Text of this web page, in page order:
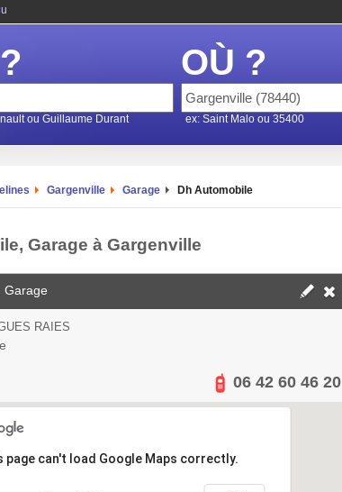
ou Guillaume Durant
OÙ ?
ex: Saint Malo ou 35400
Gargenville Garage Dh Automobile
Garage à Gargenville
Garage
RAIES
06 42 60 46 20
page can't load Google Maps correctly.
page can't load Google Maps correctly.